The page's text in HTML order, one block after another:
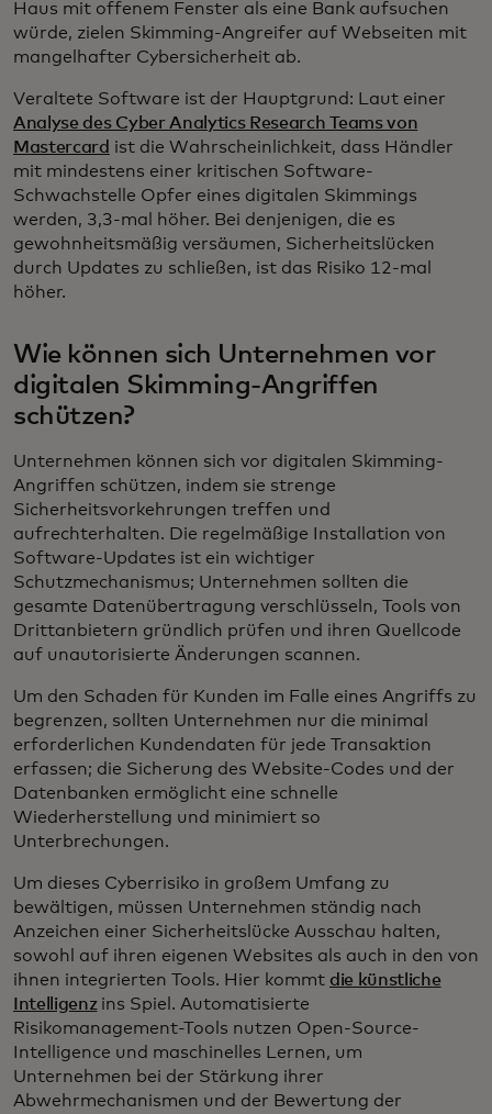
Haus mit offenem Fenster als eine Bank aufsuchen
würde, zielen Skimming-Angreifer auf Webseiten mit
mangelhafter Cybersicherheit ab.
Veraltete Software ist der Hauptgrund: Laut einer
Analyse des Cyber Analytics Research Teams von
Mastercard ist die Wahrscheinlichkeit, dass Händler
mit mindestens einer kritischen Software-
Schwachstelle Opfer eines digitalen Skimmings
werden, 3,3-mal höher. Bei denjenigen, die es
gewohnheitsmäßig versäumen, Sicherheitslücken
durch Updates zu schließen, ist das Risiko 12-mal
höher.
Wie können sich Unternehmen vor
digitalen Skimming-Angriffen
schützen?
Unternehmen können sich vor digitalen Skimming-
Angriffen schützen, indem sie strenge
Sicherheitsvorkehrungen treffen und
aufrechterhalten. Die regelmäßige Installation von
Software-Updates ist ein wichtiger
Schutzmechanismus; Unternehmen sollten die
gesamte Datenübertragung verschlüsseln, Tools von
Drittanbietern gründlich prüfen und ihren Quellcode
auf unautorisierte Änderungen scannen.
Um den Schaden für Kunden im Falle eines Angriffs zu
begrenzen, sollten Unternehmen nur die minimal
erforderlichen Kundendaten für jede Transaktion
erfassen; die Sicherung des Website-Codes und der
Datenbanken ermöglicht eine schnelle
Wiederherstellung und minimiert so
Unterbrechungen.
Um dieses Cyberrisiko in großem Umfang zu
bewältigen, müssen Unternehmen ständig nach
Anzeichen einer Sicherheitslücke Ausschau halten,
sowohl auf ihren eigenen Websites als auch in den von
ihnen integrierten Tools. Hier kommt die künstliche
Intelligenzins Spiel. Automatisierte
Risikomanagement-Tools nutzen Open-Source-
Intelligence und maschinelles Lernen, um
Unternehmen bei der Stärkung ihrer
Abwehrmechanismen und der Bewertung der